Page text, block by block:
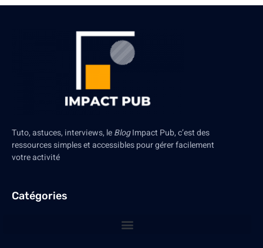
Tuto, astuces, interviews, leBlogImpact Pub, c’est des
ressources simples et accessibles pour gérer facilement
votre activité
Catégories